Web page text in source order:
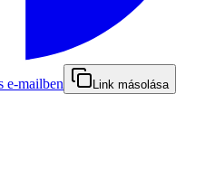
e-mailben Link másolása